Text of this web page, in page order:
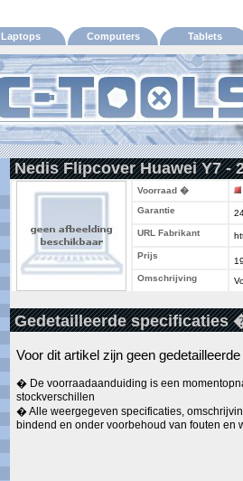
Laptops Computers Tablets
Nedis Flipcover Huawei Y7 -
Voorraad �
Garantie
URL Fabrikant
Prijs
Omschrijving
Gedetailleerde specificaties
Voor dit artikel zijn geen
� De voorraadaanduiding is een
stockverschillen
� Alle weergegeven specificaties,
bindend en onder voorbehoud van fouten en